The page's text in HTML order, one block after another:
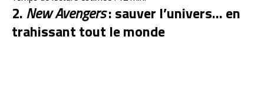
2.New Avengers: sauver l’univers… en
trahissant tout le monde